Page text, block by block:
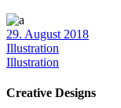
29. August 2018
Illustration
Illustration
Creative Designs